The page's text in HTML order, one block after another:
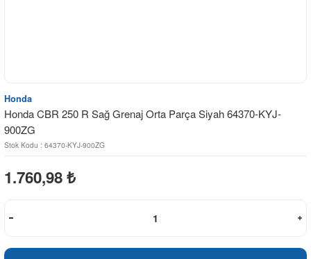
Honda
Honda CBR 250 R Sağ Grenaj Orta Parça Siyah 64370-KYJ-
900ZG
Stok Kodu : 64370-KYJ-900ZG
1.760,98 ₺